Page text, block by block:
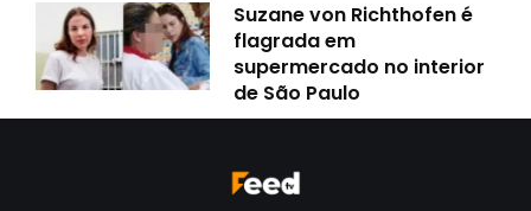
Suzane von Richthofen é
flagrada em
supermercado no interior
de São Paulo